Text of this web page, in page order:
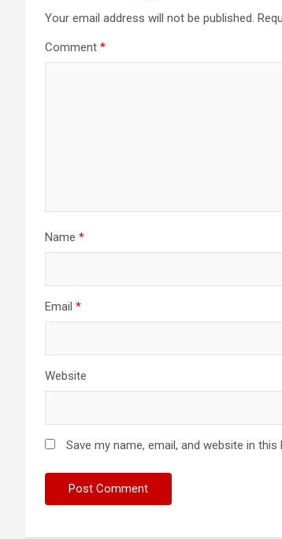
Your email address will not be published.
Comment *
Name *
Email *
Website
Save my name, email, and website in